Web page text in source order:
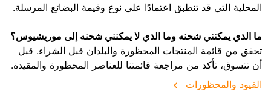
المحلية التي قد تنطبق اعتمادًا على نوع وقيمة البضائع المرسلة.
ما الذي يمكنني شحنه وما الذي لا يمكنني شحنه إلى موريشيوس؟
تحقق من قائمة المنتجات المحظورة والبلدان قبل الشراء. قبل
أن تتسوق، تأكد من مراجعة قائمتنا للعناصر المحظورة والمقيدة.
القيود والمحظورات